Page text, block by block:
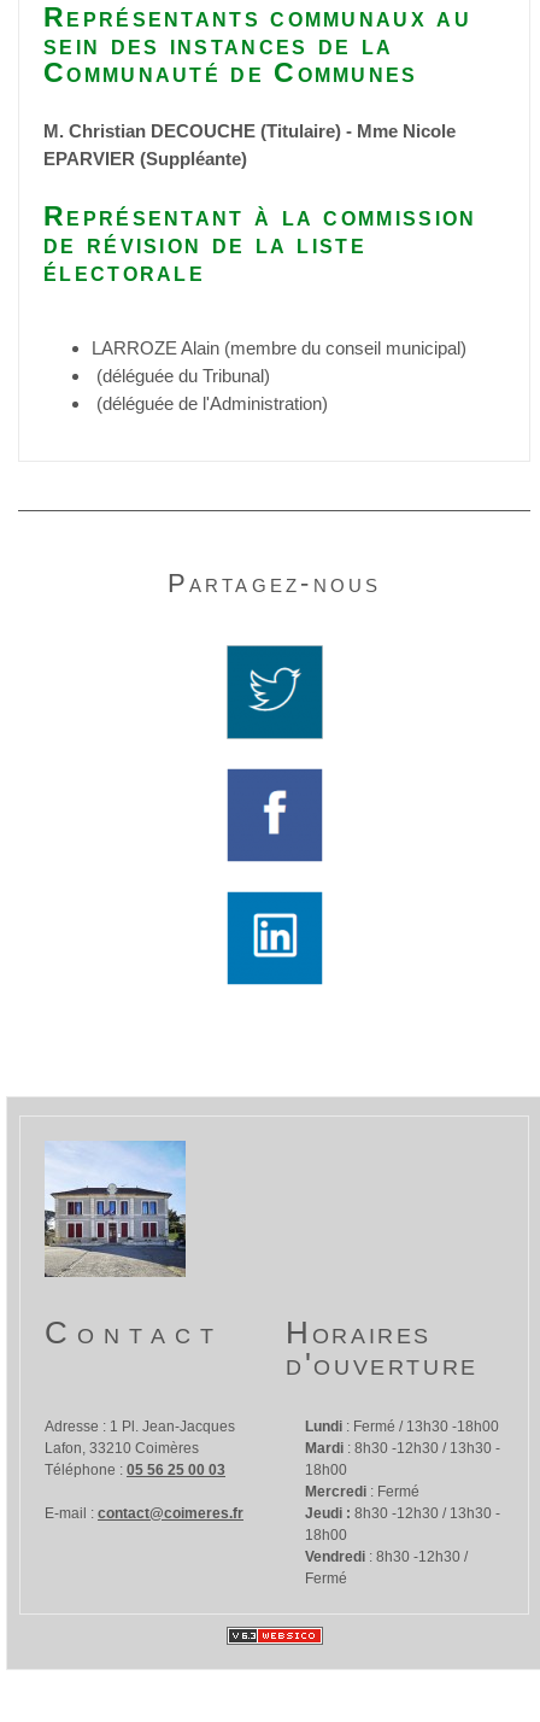
Représentants communaux au
sein des instances de la
Communauté de Communes
M. Christian DECOUCHE (Titulaire) - Mme Nicole
EPARVIER (Suppléante)
Représentant à la commission
de révision de la liste
électorale
LARROZE Alain (membre du conseil municipal)
(déléguée du Tribunal)
(déléguée de l'Administration)
Partagez-nous
Contact
Horaires
d'ouverture
Adresse : 1 Pl. Jean-Jacques
Lafon, 33210 Coimères
Téléphone : 05 56 25 00 03
E-mail : contact@coimeres.fr
Lundi : Fermé / 13h30 -18h00
Mardi : 8h30 -12h30 / 13h30 -
18h00
Mercredi : Fermé
Jeudi : 8h30 -12h30 / 13h30 -
18h00
Vendredi : 8h30 -12h30 /
Fermé